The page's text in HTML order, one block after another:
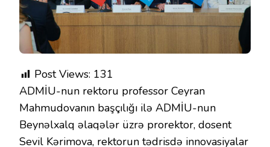
Post Views: 131
ADMİU-nun rektoru professor Ceyran
Mahmudovanın başçılığı ilə ADMİU-nun
Beynəlxalq əlaqələr üzrə prorektor, dosent
Sevil Kərimova, rektorun tədrisdə innovasiyalar